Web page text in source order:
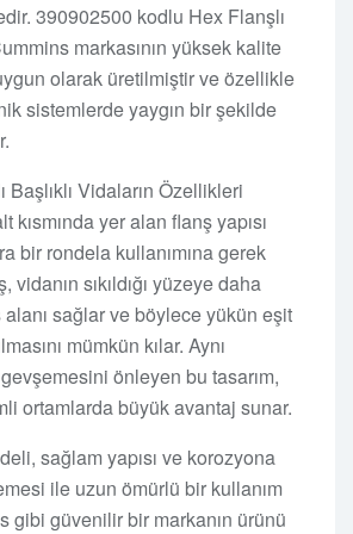
390902500 kodlu Hex Flanşlı
markasının yüksek kalite
olarak üretilmiştir ve özellikle
sistemlerde yaygın bir şekilde
Başlıklı Vidaların Özellikleri
kısmında yer alan flanş yapısı
bir rondela kullanımına gerek
vidanın sıkıldığı yüzeye daha
sağlar ve böylece yükün eşit
mümkün kılar. Aynı
önleyen bu tasarım,
ortamlarda büyük avantaj sunar.
sağlam yapısı ve korozyona
ile uzun ömürlü bir kullanım
gibi güvenilir bir markanın ürünü